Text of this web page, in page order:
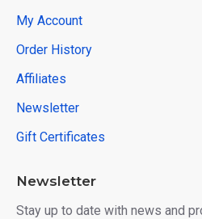
My Account
Order History
Affiliates
Newsletter
Gift Certificates
Newsletter
Stay up to date with news and